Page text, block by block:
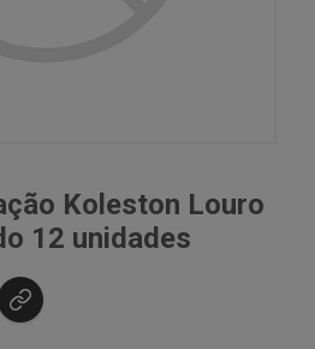
Koleston Louro
12 unidades